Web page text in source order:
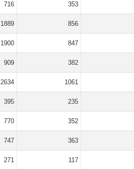
716 353
1889 856
1900 847
909 382
2634 1061
395 235
770 352
747 363
271 117